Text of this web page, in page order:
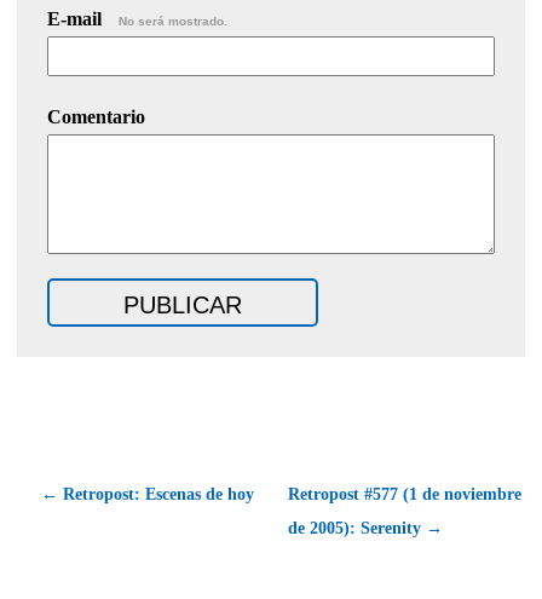
E-mail No será mostrado.
Comentario
← Retropost: Escenas de hoy
Retropost #577 (1 de noviembre
de 2005): Serenity →